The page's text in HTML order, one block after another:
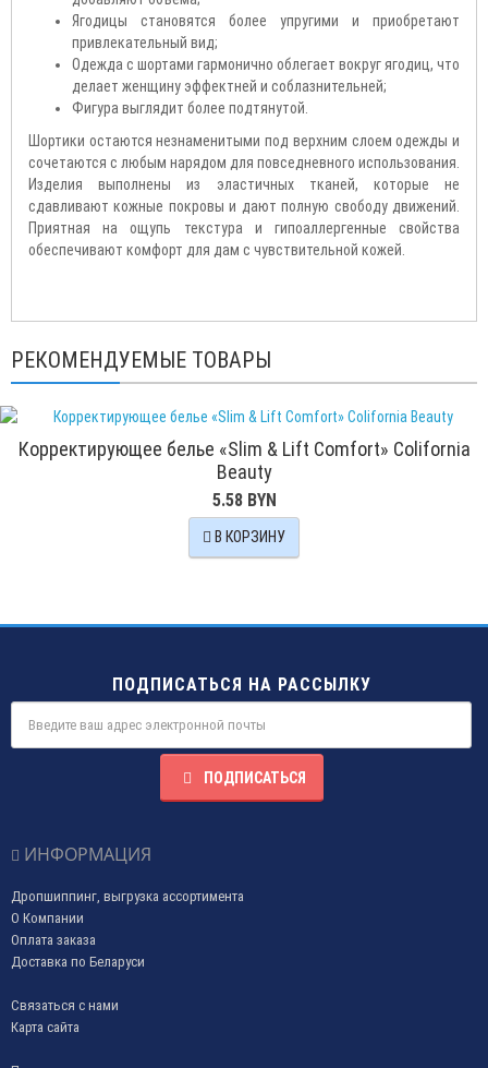
Ягодицы становятся более упругими и приобретают
привлекательный вид;
Одежда с шортами гармонично облегает вокруг ягодиц, что
делает женщину эффектней и соблазнительней;
Фигура выглядит более подтянутой.
Шортики остаются незнаменитыми под верхним слоем одежды и
сочетаются с любым нарядом для повседневного использования.
Изделия выполнены из эластичных тканей, которые не
сдавливают кожные покровы и дают полную свободу движений.
Приятная на ощупь текстура и гипоаллергенные свойства
обеспечивают комфорт для дам с чувствительной кожей.
РЕКОМЕНДУЕМЫЕ ТОВАРЫ
Корректирующее белье «Slim & Lift Comfort» Colifornia
Beauty
5.58 BYN
В КОРЗИНУ
ПОДПИСАТЬСЯ НА РАССЫЛКУ
ПОДПИСАТЬСЯ
ИНФОРМАЦИЯ
Дропшиппинг, выгрузка ассортимента
О Компании
Оплата заказа
Доставка по Беларуси
Связаться с нами
Карта сайта